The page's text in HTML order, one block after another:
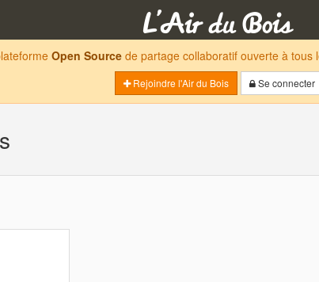
Open Source de partage collaboratif ouverte à tous
Rejoindre l'Air du Bois
Se connecter